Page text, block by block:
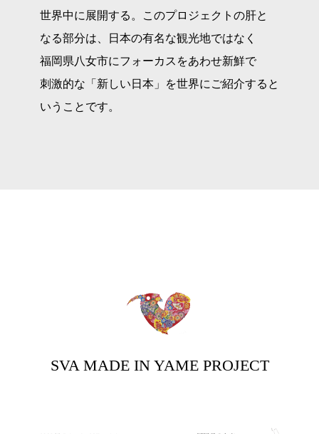
世界中に展開する。このプロジェクトの肝と
なる部分は、日本の有名な観光地ではなく
福岡県八女市にフォーカスをあわせ新鮮で
刺激的な「新しい日本」を世界にご紹介すると
いうことです。
SVA MADE IN YAME PROJECT